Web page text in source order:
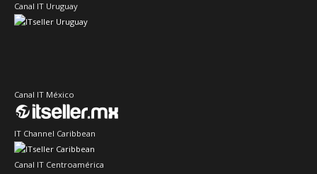
Canal IT Uruguay
Canal IT México
IT Channel Caribbean
Canal IT Centroamérica